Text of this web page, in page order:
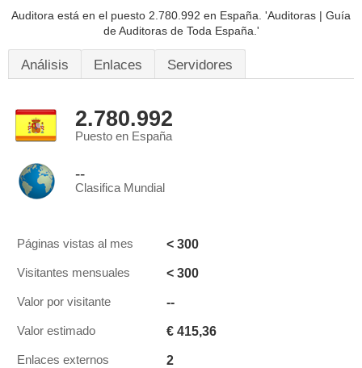
Auditora está en el puesto 2.780.992 en España. 'Auditoras | Guía
de Auditoras de Toda España.'
Análisis Enlaces Servidores
2.780.992
Puesto en España
--
Clasifica Mundial
Páginas vistas al mes < 300
Visitantes mensuales < 300
Valor por visitante --
Valor estimado € 415,36
Enlaces externos 2